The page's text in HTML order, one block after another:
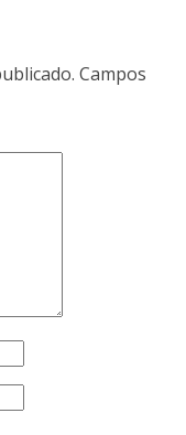
Campos